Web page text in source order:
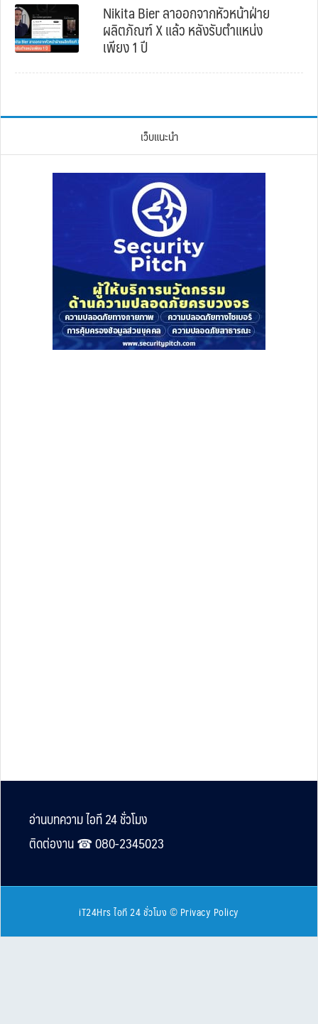
Nikita Bier ลาออกจากหัวหน้าฝ่าย
ผลิตภัณฑ์ X แล้ว หลังรับตำแหน่ง
เพียง 1 ปี
เว็บแนะนำ
Footer
อ่านบทความ ไอที 24 ชั่วโมง
ติดต่องาน ☎︎ 080-2345023
iT24Hrs ไอที 24 ชั่วโมง © Privacy Policy